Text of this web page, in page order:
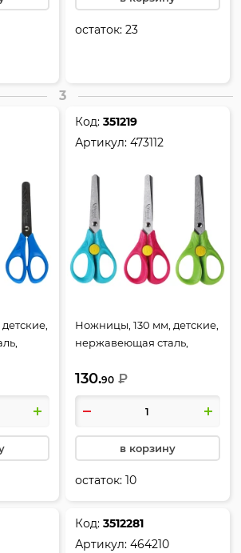
остаток:23
3
Код:351219
Артикул:473112
Ножницы, 130 мм, детские,
нержавеющая сталь,
вида, Security 3D, Maped,
473112
130.90 ₽
в корзину
остаток:10
Код:3512281
Артикул:464210